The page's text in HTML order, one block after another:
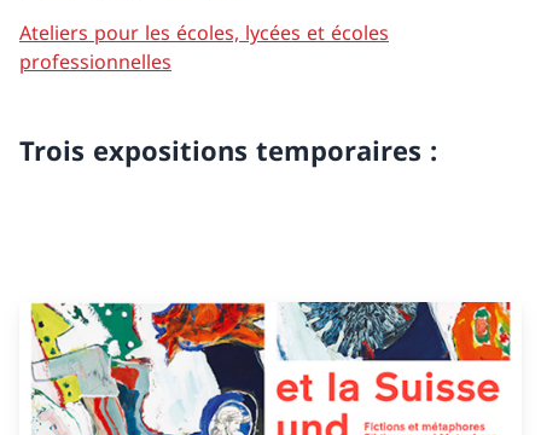
Ateliers pour les écoles, lycées et écoles
professionnelles
Trois expositions temporaires :